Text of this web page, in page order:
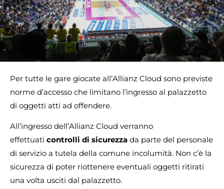
Per tutte le gare giocate all’Allianz Cloud sono previste
norme d’accesso che limitano l’ingresso al palazzetto
di oggetti atti ad offendere.
All’ingresso dell’Allianz Cloud verranno
effettuati controlli di sicurezza da parte del personale
di servizio a tutela della comune incolumità. Non c’è la
sicurezza di poter riottenere eventuali oggetti ritirati
una volta usciti dal palazzetto.